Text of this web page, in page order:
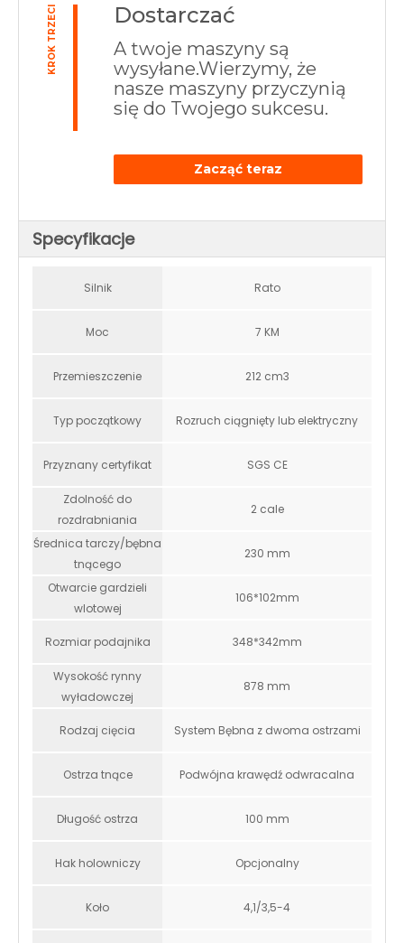
KROK TRZECI Dostarczać
A twoje maszyny są
wysyłane.Wierzymy, że
nasze maszyny przyczynią
się do Twojego sukcesu.
Zacząć teraz
Specyfikacje
Silnik Rato
Moc 7 KM
Przemieszczenie 212 cm3
Typ początkowy Rozruch ciągnięty lub elektryczny
Przyznany certyfikat SGS CE
Zdolność do
rozdrabniania
2 cale
Średnica tarczy/bębna
tnącego
230 mm
Otwarcie gardzieli
wlotowej
106*102mm
Rozmiar podajnika 348*342mm
Wysokość rynny
wyładowczej
878 mm
Rodzaj cięcia System Bębna z dwoma ostrzami
Ostrza tnące Podwójna krawędź odwracalna
Długość ostrza 100 mm
Hak holowniczy Opcjonalny
Koło 4,1/3,5-4